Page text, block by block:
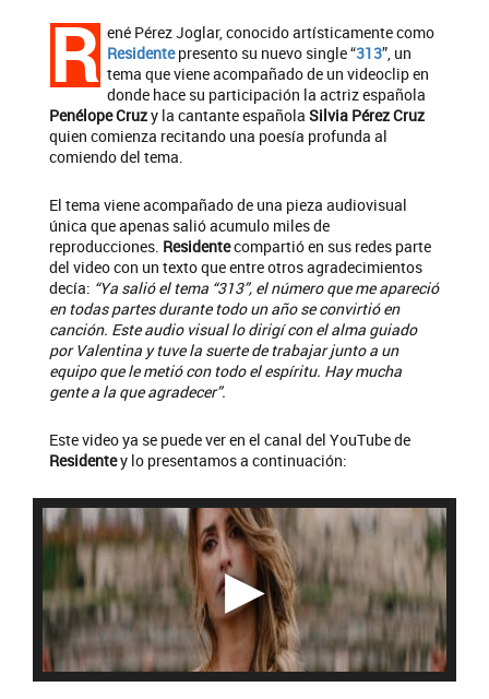
R ené Pérez Joglar, conocido artísticamente como
Residentepresento su nuevo single “313”, un
tema que viene acompañado de un videoclip en
donde hace su participación la actriz española
Penélope Cruzy la cantante española Silvia Pérez Cruz
quien comienza recitando una poesía profunda al
comiendo del tema.
El tema viene acompañado de una pieza audiovisual
única que apenas salió acumulo miles de
reproducciones. Residentecompartió en sus redes parte
del video con un texto que entre otros agradecimientos
decía: “Ya salió el tema “313”, el número que me apareció
en todas partes durante todo un año se convirtió en
canción. Este audio visual lo dirigí con el alma guiado
por Valentina y tuve la suerte de trabajar junto a un
equipo que le metió con todo el espíritu. Hay mucha
gente a la que agradecer”.
Este video ya se puede ver en el canal del YouTube de
Residentey lo presentamos a continuación: